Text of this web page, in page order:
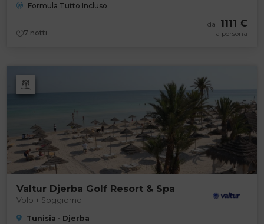
Formula Tutto Incluso
7 notti
da 1111 €
a persona
Valtur Djerba Golf Resort & Spa
Volo + Soggiorno
Tunisia - Djerba